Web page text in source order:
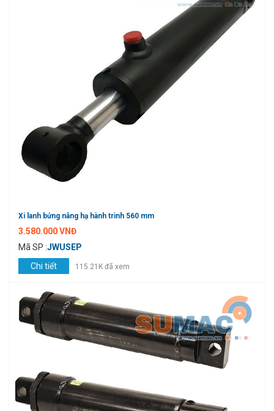
Xi lanh bửng nâng hạ hành trình 560 mm
3.580.000 VNĐ
Mã SP :JWUSEP
Chi tiết
115.21K đã xem